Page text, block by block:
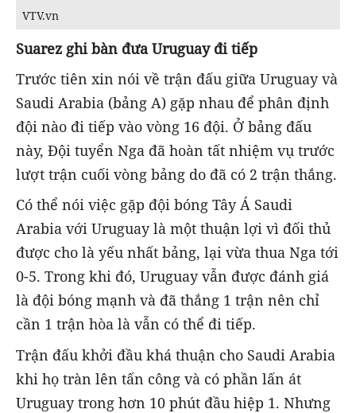
VTV.vn
Suarez ghi bàn đưa Uruguay đi tiếp
Trước tiên xin nói về trận đấu giữa Uruguay và
Saudi Arabia (bảng A) gặp nhau để phân định
đội nào đi tiếp vào vòng 16 đội. Ở bảng đấu
này, Đội tuyển Nga đã hoàn tất nhiệm vụ trước
lượt trận cuối vòng bảng do đã có 2 trận thắng.
Có thể nói việc gặp đội bóng Tây Á Saudi
Arabia với Uruguay là một thuận lợi vì đối thủ
được cho là yếu nhất bảng, lại vừa thua Nga tới
0-5. Trong khi đó, Uruguay vẫn được đánh giá
là đội bóng mạnh và đã thắng 1 trận nên chỉ
cần 1 trận hòa là vẫn có thể đi tiếp.
Trận đấu khởi đầu khá thuận cho Saudi Arabia
khi họ tràn lên tấn công và có phần lấn át
Uruguay trong hơn 10 phút đầu hiệp 1. Nhưng